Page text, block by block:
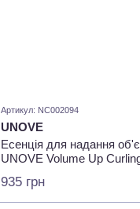
Артикул: NC002094
UNOVE
Есенція для надання
UNOVE Volume Up
935 грн